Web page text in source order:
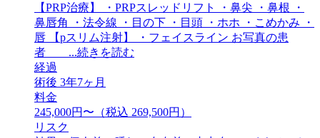
【PRP治療】 ・PRPスレッドリフト ・鼻尖 ・鼻根 ・
鼻唇角 ・法令線 ・目の下 ・目頭 ・ホホ ・こめかみ ・
唇 【pスリム注射】 ・フェイスライン お写真の患
者 ...続きを読む
経過
術後 3年7ヶ月
料金
245,000円〜（税込 269,500円）
リスク